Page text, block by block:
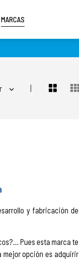
MARCAS
y fabricación de
Pues esta marca te
mejor opción es adquirir